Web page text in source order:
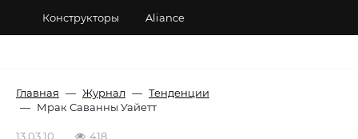
Конструкторы Aliance
Главная Журнал
Тенденции
Мрак Саванны Уайетт
13.03.10 418